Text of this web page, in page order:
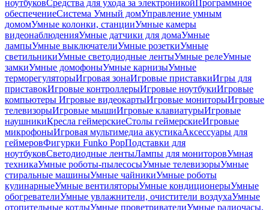
ноутбуковСредства для ухода за электроникойПрограммное
обеспечениеСистема Умный домУправление умным
домомУмные колонки, станцииУмные камеры
видеонаблюденияУмные датчики для домаУмные
лампыУмные выключателиУмные розеткиУмные
светильникиУмные светодиодные лентыУмные релеУмные
замкиУмные домофоныУмные карнизыУмные
терморегуляторыИгровая зонаИгровые приставкиИгры для
приставокИгровые контроллерыИгровые ноутбукиИгровые
компьютеры Игровые видеокартыИгровые мониторыИгровые
телевизорыИгровые мышиИгровые клавиатурыИгровые
наушникиКресла геймерскиеСтолы геймерскиеИгровые
микрофоныИгровая мультимедиа акустикаАксессуары для
геймеровФигурки Funko PopПодставки для
ноутбуковСветодиодные лентыЛампы для мониторовУмная
техникаУмные роботы-пылесосыУмные телевизорыУмные
стиральные машиныУмные чайникиУмные роботы
кулинарныеУмные вентиляторыУмные кондиционерыУмные
обогревателиУмные увлажнители, очистители воздухаУмные
отопительные котлыУмные проветривателиУмные радиочасы,